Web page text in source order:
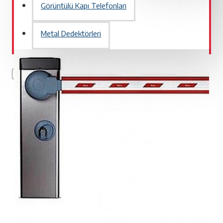
Görüntülü Kapı Telefonları
Metal Dedektörleri